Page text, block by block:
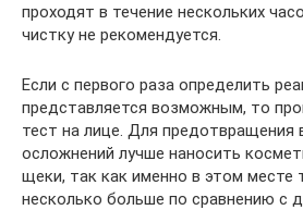
проходят в течение нескольких
чистку не рекомендуется.
Если с первого раза определить
представляется возможным, то
тест на лице. Для
осложнений лучше наносить
щеки, так как именно в этом месте
несколько больше по сравнению с